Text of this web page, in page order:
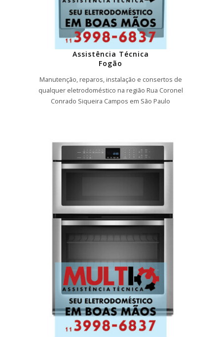
Assistência Técnica
Fogão
Manutenção, reparos, instalação e consertos de
qualquer eletrodoméstico na região Rua Coronel
Conrado Siqueira Campos em São Paulo